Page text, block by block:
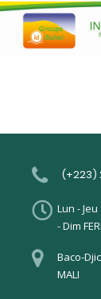
(+223)
Lun -
- Dim
Baco-
MALI